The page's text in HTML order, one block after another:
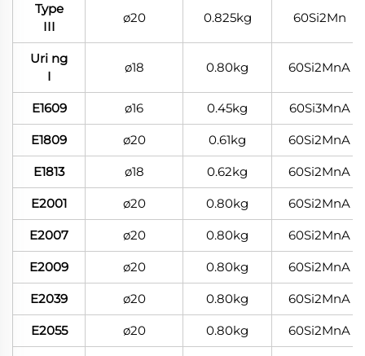
Type
III
ø20 0.825kg 60Si2Mn
Uri ng
I
ø18 0.80kg 60Si2MnA
E1609 ø16 0.45kg 60Si3MnA
E1809 ø20 0.61kg 60Si2MnA
E1813 ø18 0.62kg 60Si2MnA
E2001 ø20 0.80kg 60Si2MnA
E2007 ø20 0.80kg 60Si2MnA
E2009 ø20 0.80kg 60Si2MnA
E2039 ø20 0.80kg 60Si2MnA
E2055 ø20 0.80kg 60Si2MnA